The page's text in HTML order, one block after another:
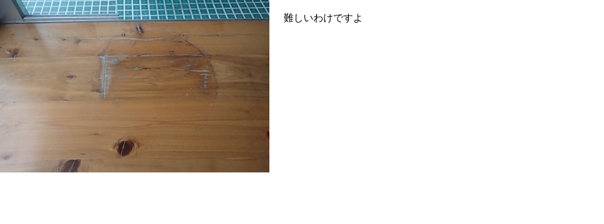
難しいわけですよ